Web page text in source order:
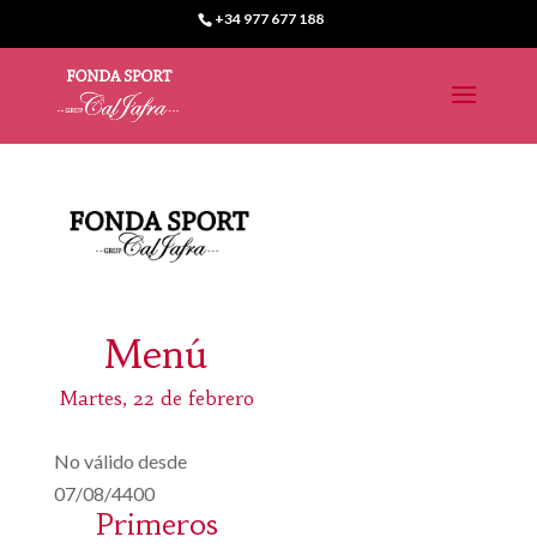
+34 977 677 188
Menú
Martes, 22 de febrero
No válido desde
07/08/4400
Primeros